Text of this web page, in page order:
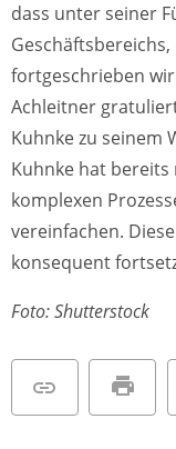
dass unter seiner
fortgeschrieben
Achleitner
Kuhnke zu seinem
Kuhnke hat
komplexen
vereinfachen.
konsequent
Foto: Shutterstock